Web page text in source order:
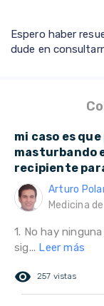
Espero haber
dude en
mi caso es
masturbando
recipiente
Arturo
Medicina
1. No hay
sig... Leer más
remove_red_eye 257 vistas